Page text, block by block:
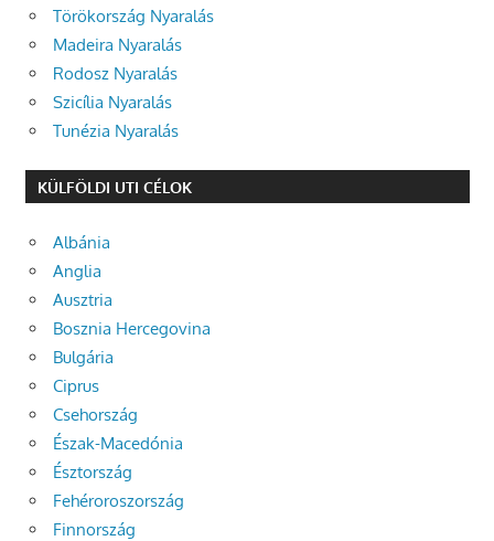
Törökország Nyaralás
Madeira Nyaralás
Rodosz Nyaralás
Szicília Nyaralás
Tunézia Nyaralás
KÜLFÖLDI UTI CÉLOK
Albánia
Anglia
Ausztria
Bosznia Hercegovina
Bulgária
Ciprus
Csehország
Észak-Macedónia
Észtország
Fehéroroszország
Finnország